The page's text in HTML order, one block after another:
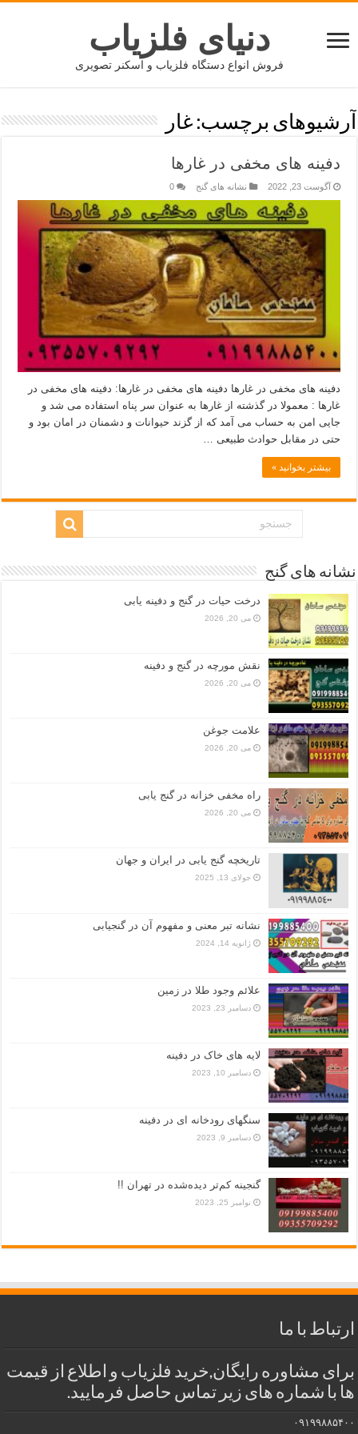
دنیای فلزیاب
فروش انواع دستگاه فلزیاب و اسکنر تصویری
آرشیوهای برچسب: غار
دفینه های مخفی در غارها
آگوست 23, 2022 نشانه های گنج 0
دفینه های مخفی در غارها دفینه های مخفی در غارها: دفینه های مخفی در
غارها : معمولا در گذشته از غارها به عنوان سر پناه استفاده می شد و
جایی امن به حساب می آمد که از گزند حیوانات و دشمنان در امان بود و
حتی در مقابل حوادث طبیعی …
بیشتر بخوانید »
نشانه های گنج
درخت حیات در گنج و دفینه یابی
می 20, 2026
نقش مورچه در گنج و دفینه
می 20, 2026
علامت جوغن
می 20, 2026
راه مخفی خزانه در گنج یابی
می 20, 2026
تاریخچه گنج‌ یابی در ایران و جهان
جولای 13, 2025
نشانه تبر معنی و مفهوم آن در گنجیابی
ژانویه 14, 2024
علائم وجود طلا در زمین
دسامبر 23, 2023
لایه های خاک در دفینه
دسامبر 10, 2023
سنگهای رودخانه ای در دفینه
دسامبر 9, 2023
گنجینه کم‌تر دیده‌شده در تهران !!
نوامبر 25, 2023
ارتباط با ما
برای مشاوره رایگان,خرید فلزیاب و اطلاع از قیمت
ها با شماره های زیر تماس حاصل فرمایید.
۰۹۱۹۹۸۸۵۴۰۰